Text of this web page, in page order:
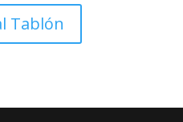
Tablón